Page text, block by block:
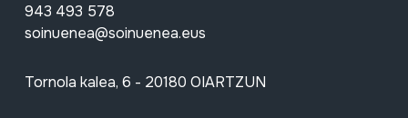
943 493 578
soinuenea@soinuenea.eus
Tornola kalea, 6 - 20180 OIARTZUN